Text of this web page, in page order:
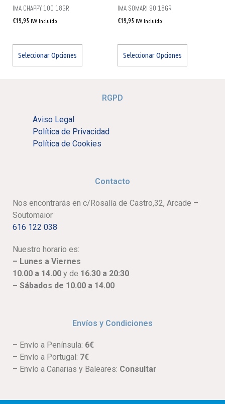
IMA CHAPPY 100 18GR
€19,95 IVA Incluido
Seleccionar Opciones
IMA SOMARI 90 18GR
€19,95 IVA Incluido
Seleccionar Opciones
RGPD
Aviso Legal
Política de Privacidad
Política de Cookies
Contacto
Nos encontrarás en c/Rosalía de Castro,32, Arcade –
Soutomaior
616 122 038
Nuestro horario es:
– Lunes a Viernes
10.00 a 14.00 y de 16.30 a 20:30
– Sábados de 10.00 a 14.00
Envíos y Condiciones
– Envío a Península: 6€
– Envío a Portugal: 7€
– Envío a Canarias y Baleares: Consultar